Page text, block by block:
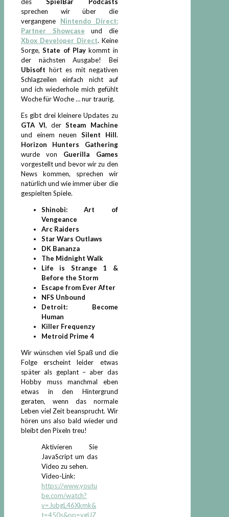
sprechen wir über die
vergangene Nintendo Direct:
Partner Showcase
und die
Xbox Developer Direct. Keine
Sorge,State of Playkommt in
der nächsten Ausgabe! Bei
Ubisoft hört es mit negativen
Schlagzeilen einfach nicht auf
und ich wiederhole mich gefühlt
Woche für Woche … nur traurig.
Es gibt drei kleinere Updates zu
GTA VI, der Steam Machine
und einem neuen Silent Hill.
Horizon Hunters Gathering
wurde von Guerilla Games
vorgestellt und bevor wir zu den
News kommen, sprechen wir
natürlich und wie immer über die
gespielten Spiele.
Shinobi: Art of
Vengeance
Arc Raiders
Star Wars Outlaws
DK Bananza
The Midnight Walk
Life is Strange 1 &
Before the Storm
Escape from Ever After
NFS Unbound
Detroit: Become
Human
Killer Frequenzy
Metroid Prime 4
Wir wünschen viel Spaß und die
Folge erscheint leider etwas
später als geplant – aber das
Hobby muss manchmal eben
etwas in den Hintergrund
geraten, wenn das normale
Leben viel Zeit beansprucht. Wir
hören uns also bald wieder und
bleibt den Pixeln treu!
Aktivieren Sie
JavaScript um das
Video zu sehen.
Video-Link:
https://www.youtu
be.com/watch?
v=JubgL46Xkmk&
t=450s&pp=ygUZ